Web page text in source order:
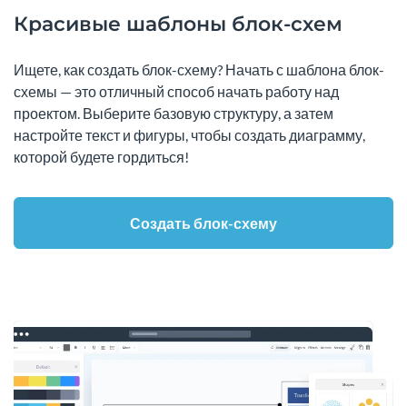
Красивые шаблоны блок-схем
Ищете, как создать блок-схему? Начать с шаблона блок-
схемы — это отличный способ начать работу над
проектом. Выберите базовую структуру, а затем
настройте текст и фигуры, чтобы создать диаграмму,
которой будете гордиться!
Создать блок-схему